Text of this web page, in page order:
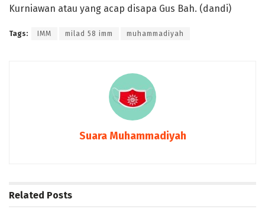
Kurniawan atau yang acap disapa Gus Bah. (dandi)
Tags: IMM milad 58 imm muhammadiyah
Suara Muhammadiyah
Related Posts